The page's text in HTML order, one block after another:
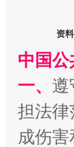
揭
资
中国
一、 遵
担法律
成伤